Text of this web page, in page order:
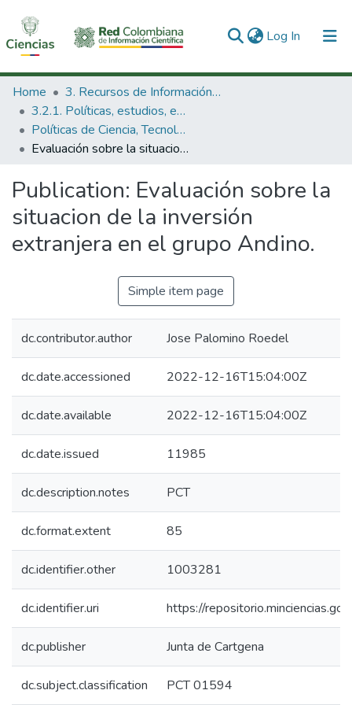
Log In (current)
Communities & Collections
All of DSpace
Statistics
Home
3. Recursos de Información Científica y Tecnológica
3.2.1. Políticas, estudios, evaluaciones e indicadores de CTeI
Políticas de Ciencia, Tecnología e Innovación
Evaluación sobre la situacion de la inversión extranjera en el grupo Andino.
Publication: Evaluación sobre la
situacion de la inversión
extranjera en el grupo Andino.
Simple item page
dc.contributor.author Jose Palomino Roedel
dc.date.accessioned 2022-12-16T15:04:00Z
dc.date.available 2022-12-16T15:04:00Z
dc.date.issued 11985
dc.description.notes PCT
dc.format.extent 85
dc.identifier.other 1003281
dc.identifier.uri https://
dc.publisher Junta de Cartgena
dc.subject.classification PCT 01594